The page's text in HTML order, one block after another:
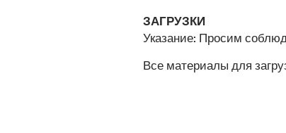
ЗАГРУЗКИ
Указание: Просим
Все материалы для